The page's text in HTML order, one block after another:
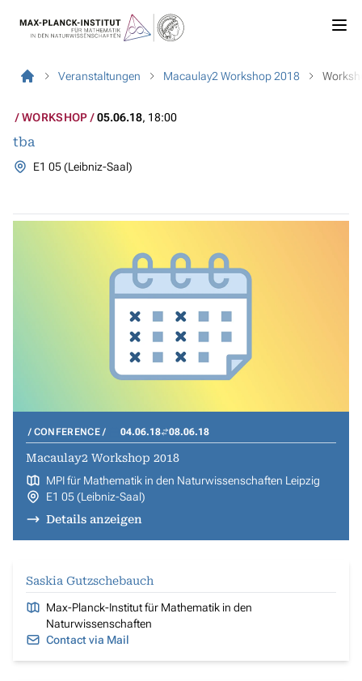
Veranstaltungen Macaulay2 Workshop 2018
WORKSHOP 05.06.18, 18:00
tba
E1 05 (Leibniz-Saal)
CONFERENCE 04.06.18 08.06.18
Macaulay2 Workshop 2018
MPI für Mathematik in den Naturwissenschaften Leipzig
E1 05 (Leibniz-Saal)
Details anzeigen
Saskia Gutzschebauch
Max-Planck-Institut für Mathematik in den
Naturwissenschaften
Contact via Mail